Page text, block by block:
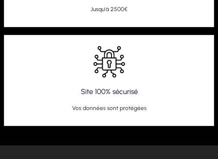
Jusqu'à 2500€
Site 100% sécurisé
Vos données sont protégées